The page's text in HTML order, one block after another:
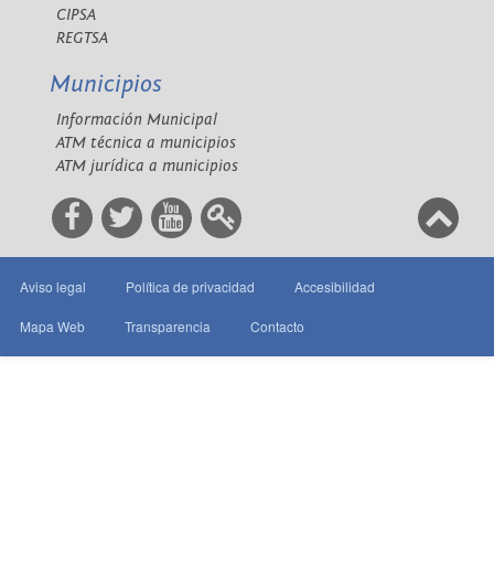
CIPSA
REGTSA
Municipios
Información Municipal
ATM técnica a municipios
ATM jurídica a municipios
Aviso legal Política de privacidad Accesibilidad
Mapa Web Transparencia Contacto